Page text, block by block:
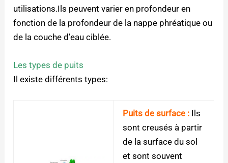
utilisations.Ils peuvent varier en profondeur en
fonction de la profondeur de la nappe phréatique ou
de la couche d’eau ciblée.
Les types de puits
Il existe différents types:
Puits de surface : Ils
sont creusés à partir
de la surface du sol
et sont souvent